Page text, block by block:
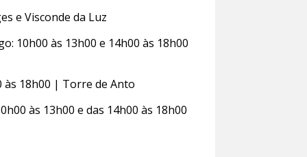
e Visconde da Luz
10h00 às 13h00 e 14h00 às 18h00
às 18h00 | Torre de Anto
às 13h00 e das 14h00 às 18h00